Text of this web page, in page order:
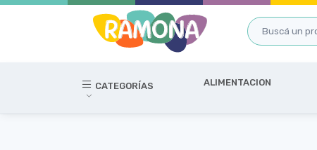
CATEGORÍAS ALIMENTACION